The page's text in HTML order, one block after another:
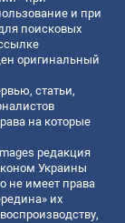
и при
поисковых
оригинальный
статьи,
на которые
редакция
Украины
не имеет права
их